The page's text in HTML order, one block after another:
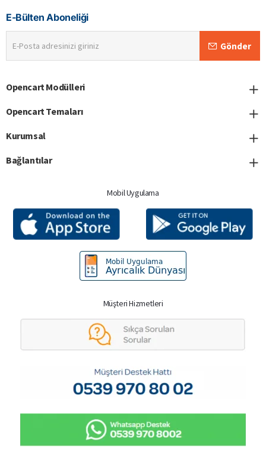
E-Bülten Aboneliği
Posta
adresinizi
Gönder
Opencart Modülleri
Opencart Temaları
Kurumsal
Bağlantılar
Mobil Uygulama
Müşteri Hizmetleri